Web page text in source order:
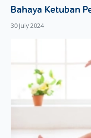
Bahaya Ketuban
30 July 2024